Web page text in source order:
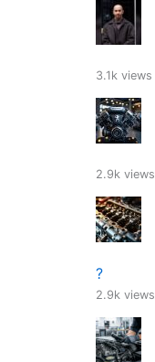
3.1k views
2.9k views
?
2.9k views